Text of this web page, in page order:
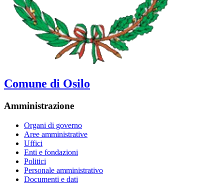
Comune di Osilo
Amministrazione
Organi di governo
Aree amministrative
Uffici
Enti e fondazioni
Politici
Personale amministrativo
Documenti e dati